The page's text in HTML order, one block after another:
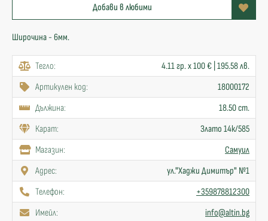
Добави в любими
Широчина - 6мм.
Тегло:
4.11 гр. x 100 € | 195.58 лв.
Артикулен код:
18000172
Дължина:
18.50 cm.
Карат:
Злато 14к/585
Mагазин:
Самуил
Адрес:
ул."Хаджи Димитър" №1
Телефон:
+359878812300
Имейл:
info@altin.bg